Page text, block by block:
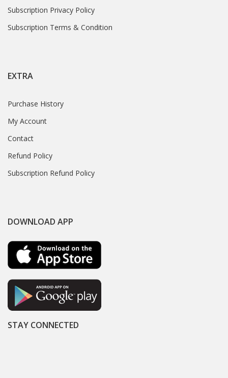
Subscription Privacy Policy
Subscription Terms & Condition
EXTRA
Purchase History
My Account
Contact
Refund Policy
Subscription Refund Policy
DOWNLOAD APP
STAY CONNECTED